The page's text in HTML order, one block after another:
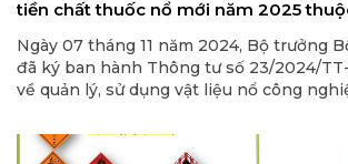
tiền chất thuốc nổ mới năm 2025
quản lý của Bộ Công Thương
Ngày 07 tháng 11 năm 2024, Bộ trưởng
đã ký ban hành Thông tư số 23/2024/
về quản lý, sử dụng vật liệu nổ công